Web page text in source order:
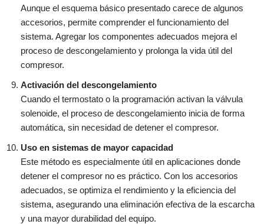
Aunque el esquema básico presentado carece de algunos
accesorios, permite comprender el funcionamiento del
sistema. Agregar los componentes adecuados mejora el
proceso de descongelamiento y prolonga la vida útil del
compresor.
Activación del descongelamiento
Cuando el termostato o la programación activan la válvula
solenoide, el proceso de descongelamiento inicia de forma
automática, sin necesidad de detener el compresor.
Uso en sistemas de mayor capacidad
Este método es especialmente útil en aplicaciones donde
detener el compresor no es práctico. Con los accesorios
adecuados, se optimiza el rendimiento y la eficiencia del
sistema, asegurando una eliminación efectiva de la escarcha
y una mayor durabilidad del equipo.